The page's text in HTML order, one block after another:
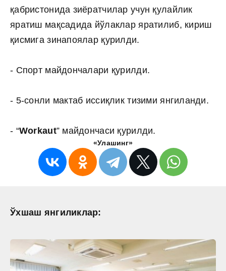
қабристонида зиёратчилар учун қулайлик
яратиш мақсадида йўлаклар яратилиб, кириш
қисмига зинапоялар қурилди.
- Спорт майдончалари қурилди.
- 5-сонли мактаб иссиқлик тизими янгиланди.
- “Workaut” майдончаси қурилди.
«Улашинг»
Ўхшаш янгиликлар: